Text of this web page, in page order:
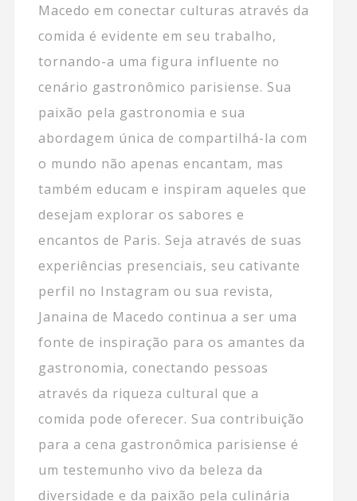
Macedo em conectar culturas através da
comida é evidente em seu trabalho,
tornando-a uma figura influente no
cenário gastronômico parisiense. Sua
paixão pela gastronomia e sua
abordagem única de compartilhá-la com
o mundo não apenas encantam, mas
também educam e inspiram aqueles que
desejam explorar os sabores e
encantos de Paris. Seja através de suas
experiências presenciais, seu cativante
perfil no Instagram ou sua revista,
Janaina de Macedo continua a ser uma
fonte de inspiração para os amantes da
gastronomia, conectando pessoas
através da riqueza cultural que a
comida pode oferecer. Sua contribuição
para a cena gastronômica parisiense é
um testemunho vivo da beleza da
diversidade e da paixão pela culinária